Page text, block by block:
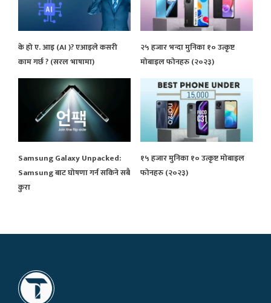
के हो ए. आइ (AI )? एआइले कसरी
काम गर्छ ? (सरल भाषामा)
२५ हजार भन्दा मुनिका १० उत्कृष्ट
मोबाइल फोनहरु (२०२३)
Samsung Galaxy Unpacked:
Samsung बाट घोषणा गर्न सकिने सबै
कुरा
१५ हजार मुनिका १० उत्कृष्ट मोबाइल
फोनहरु (२०२३)